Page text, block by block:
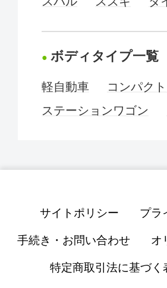
ボディタイプ一覧
軽自動車 コンパク
ステーションワゴン
サイトポリシー プラ
手続き・お問い合わせ オ
特定商取引法に基づく